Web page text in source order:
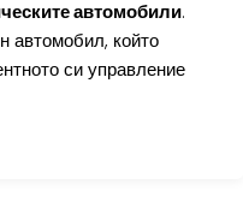
автомобили.
автомобил, който
си управление